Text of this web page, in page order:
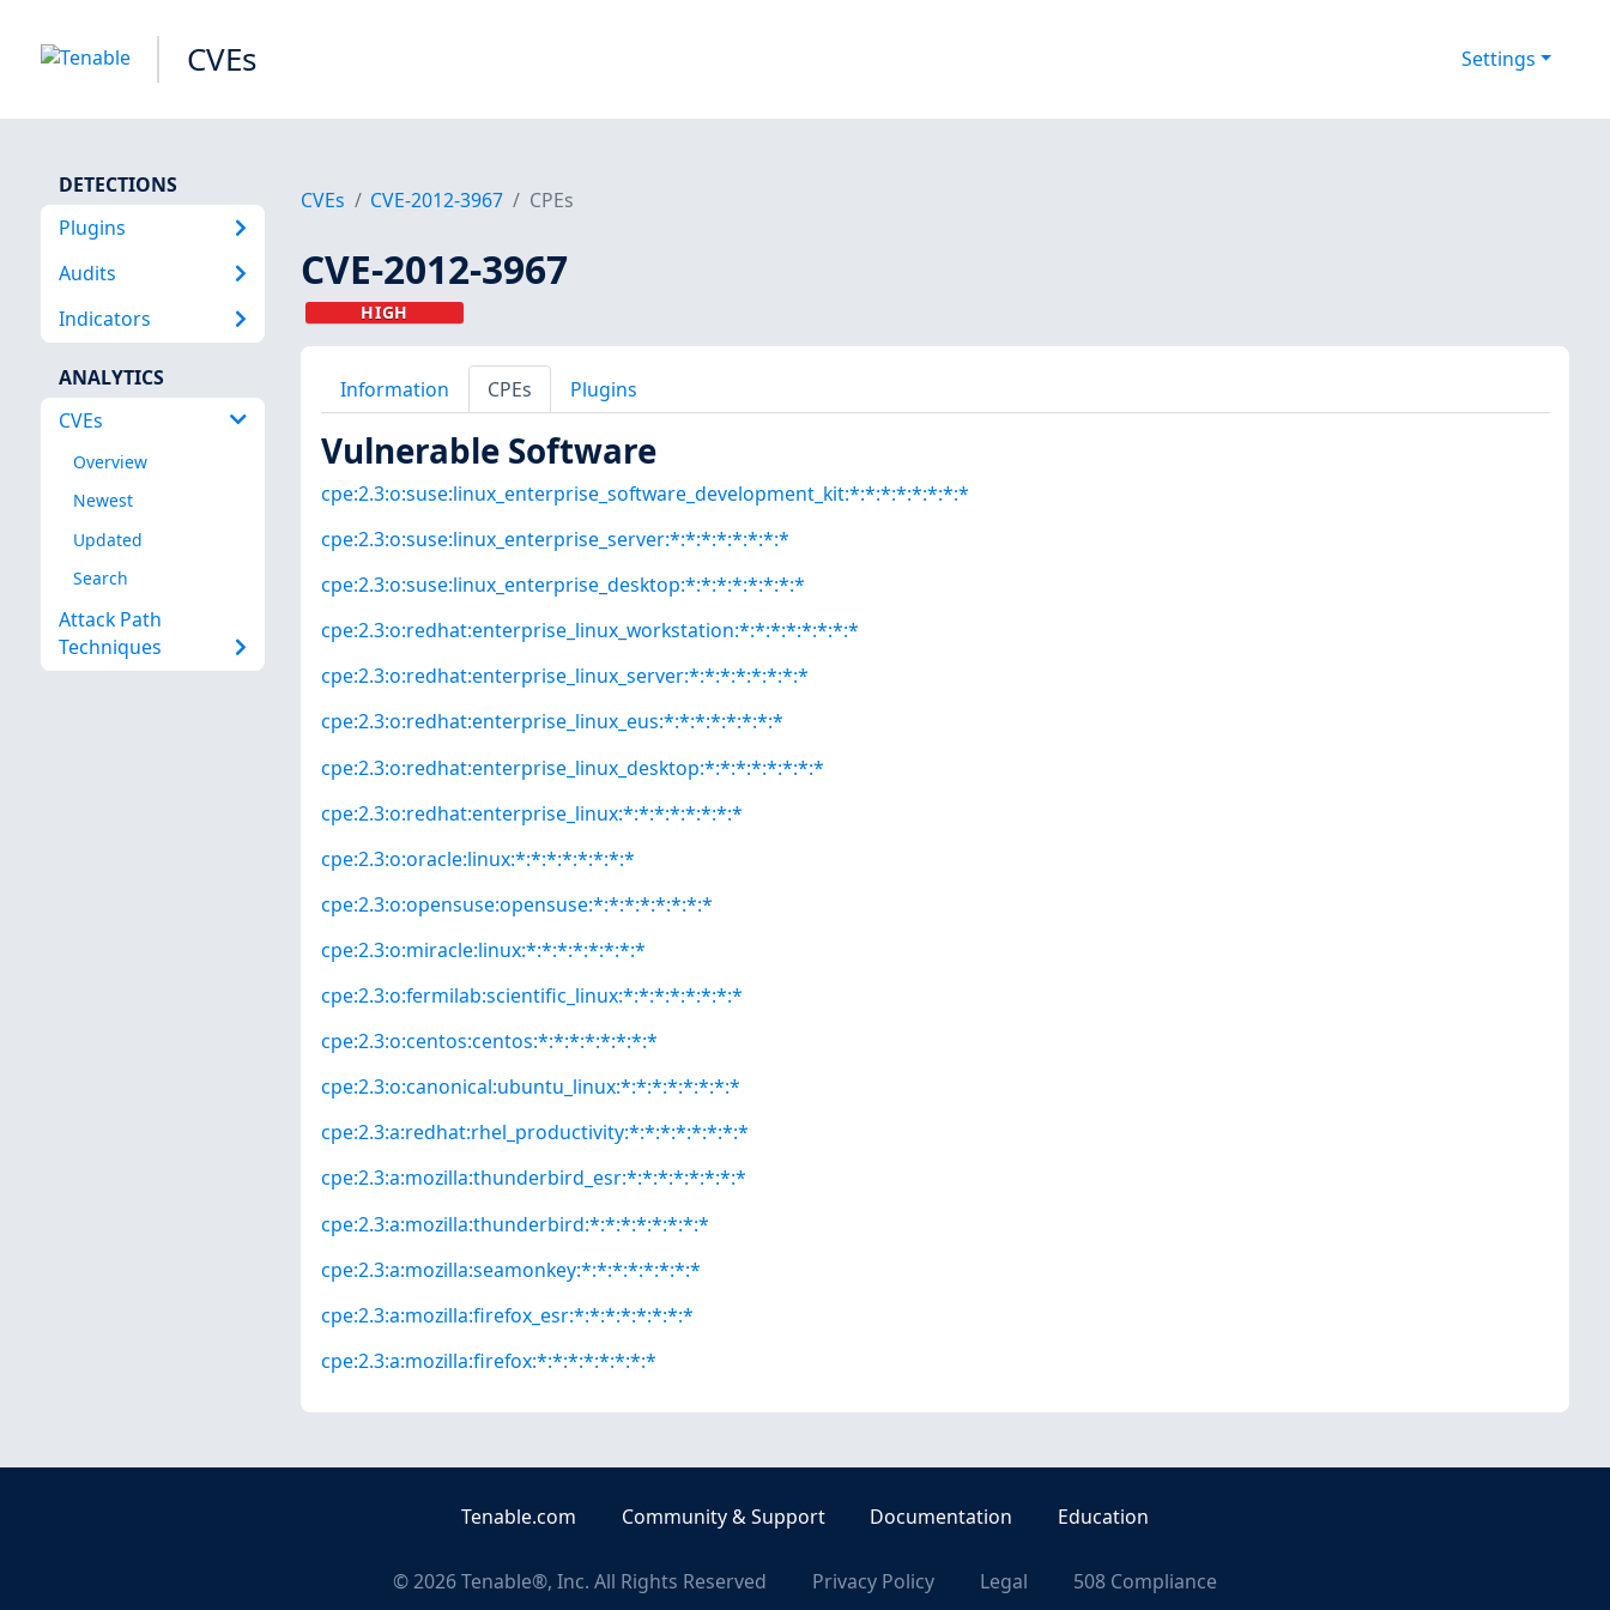
CVEs Settings
DETECTIONS
Plugins
Audits
Indicators
ANALYTICS
CVEs
Overview
Newest
Updated
Search
Attack Path
Techniques
CVEs CVE-2012-3967 CPEs
CVE-2012-3967
HIGH
Information CPEs Plugins
Vulnerable Software
cpe:2.3:o:suse:linux_enterprise_software_development_kit:*:*:*:*:*:*:*:*
cpe:2.3:o:suse:linux_enterprise_server:*:*:*:*:*:*:*:*
cpe:2.3:o:suse:linux_enterprise_desktop:*:*:*:*:*:*:*:*
cpe:2.3:o:redhat:enterprise_linux_workstation:*:*:*:*:*:*:*:*
cpe:2.3:o:redhat:enterprise_linux_server:*:*:*:*:*:*:*:*
cpe:2.3:o:redhat:enterprise_linux_eus:*:*:*:*:*:*:*:*
cpe:2.3:o:redhat:enterprise_linux_desktop:*:*:*:*:*:*:*:*
cpe:2.3:o:redhat:enterprise_linux:*:*:*:*:*:*:*:*
cpe:2.3:o:oracle:linux:*:*:*:*:*:*:*:*
cpe:2.3:o:opensuse:opensuse:*:*:*:*:*:*:*:*
cpe:2.3:o:miracle:linux:*:*:*:*:*:*:*:*
cpe:2.3:o:fermilab:scientific_linux:*:*:*:*:*:*:*:*
cpe:2.3:o:centos:centos:*:*:*:*:*:*:*:*
cpe:2.3:o:canonical:ubuntu_linux:*:*:*:*:*:*:*:*
cpe:2.3:a:redhat:rhel_productivity:*:*:*:*:*:*:*:*
cpe:2.3:a:mozilla:thunderbird_esr:*:*:*:*:*:*:*:*
cpe:2.3:a:mozilla:thunderbird:*:*:*:*:*:*:*:*
cpe:2.3:a:mozilla:seamonkey:*:*:*:*:*:*:*:*
cpe:2.3:a:mozilla:firefox_esr:*:*:*:*:*:*:*:*
cpe:2.3:a:mozilla:firefox:*:*:*:*:*:*:*:*
Tenable.com Community & Support Documentation Education
©2026Tenable®, Inc. All Rights Reserved Privacy Policy Legal 508 Compliance